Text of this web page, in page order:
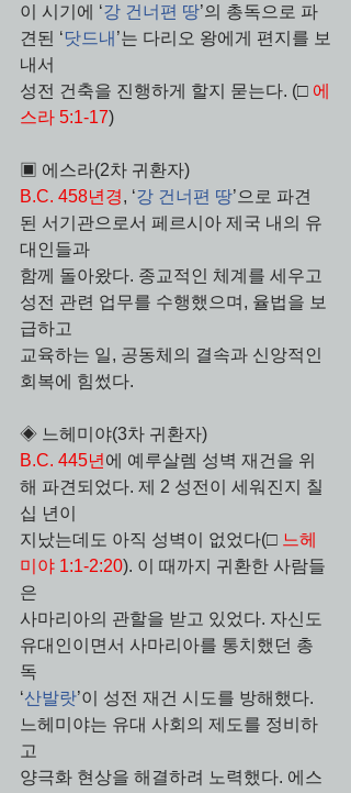
이 시기에 ‘강 건너편 땅’의 총독으로 파
견된 ‘닷드내 ’는 다리오 왕에게 편지를 보
내서
성전 건축을 진행하게 할지 묻는다. (□ 에
스라 5:1-17)
▣ 에스라(2차 귀환자)
B.C. 458년경, ‘강 건너편 땅’으로 파견
된 서기관으로서 페르시아 제국 내의 유
대인들과
함께 돌아왔다. 종교적인 체계를 세우고
성전 관련 업무를 수행했으며, 율법을 보
급하고
교육하는 일, 공동체의 결속과 신앙적인
회복에 힘썼다.
◈ 느헤미야(3차 귀환자)
B.C. 445년 에 예루살렘 성벽 재건을 위
해 파견되었다. 제 2 성전이 세워진지 칠
십 년이
지났는데도 아직 성벽이 없었다(□ 느헤
미야 1:1-2:20). 이 때까지 귀환한 사람들
은
사마리아의 관할을 받고 있었다. 자신도
유대인이면서 사마리아를 통치했던 총
독
‘산발랏’이 성전 재건 시도를 방해했다.
느헤미야는 유대 사회의 제도를 정비하
고
양극화 현상을 해결하려 노력했다. 에스